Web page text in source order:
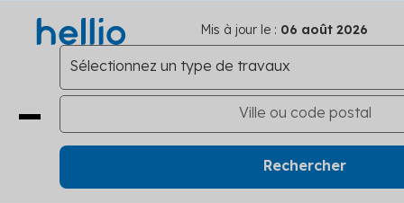
Mis à jour le : 06 août 2026